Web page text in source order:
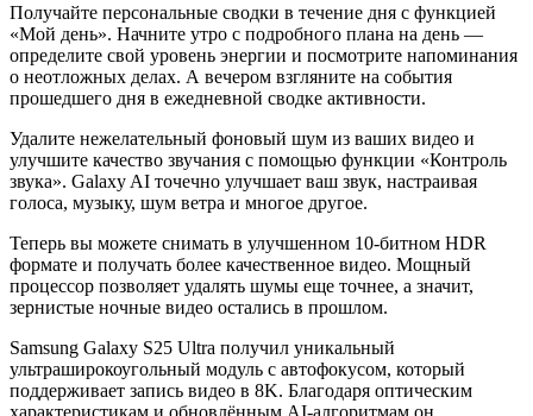
Получайте персональные сводки в течение дня с функцией
«Мой день». Начните утро с подробного плана на день —
определите свой уровень энергии и посмотрите напоминания
о неотложных делах. А вечером взгляните на события
прошедшего дня в ежедневной сводке активности.
Удалите нежелательный фоновый шум из ваших видео и
улучшите качество звучания с помощью функции «Контроль
звука». Galaxy AI точечно улучшает ваш звук, настраивая
голоса, музыку, шум ветра и многое другое.
Теперь вы можете снимать в улучшенном 10-битном HDR
формате и получать более качественное видео. Мощный
процессор позволяет удалять шумы еще точнее, а значит,
зернистые ночные видео остались в прошлом.
Samsung Galaxy S25 Ultra получил уникальный
ультраширокоугольный модуль с автофокусом, который
поддерживает запись видео в 8K. Благодаря оптическим
характеристикам и обновлённым AI-алгоритмам он